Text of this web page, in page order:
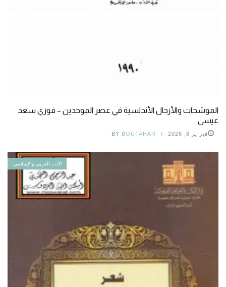
الموشحات والأزجال الأندلسية في عصر الموحدين – فوزي سعد
عيسى
فبراير 8, 2026 BY BOUTAHAR
الأدب العربي والإسلامي